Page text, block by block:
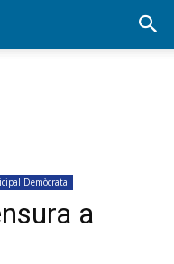
Demòcrata
a